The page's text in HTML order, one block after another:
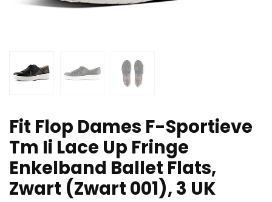
Fit Flop Dames F-Sportieve
Tm Ii Lace Up Fringe
Enkelband Ballet Flats,
Zwart (Zwart 001), 3 UK